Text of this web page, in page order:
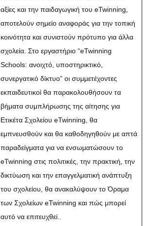
αξίες και την παιδαγωγική του eTwinning,
αποτελούν σημείο αναφοράς για την τοπική
κοινότητα και συνιστούν πρότυπο για άλλα
σχολεία. Στο εργαστήριο “eTwinning
Schools: ανοιχτό, υποστηρικτικό,
συνεργατικό δίκτυο” οι συμμετέχοντες
εκπαιδευτικοί θα παρακολουθήσουν τα
βήματα συμπλήρωσης της αίτησης για
Ετικέτα Σχολείου eTwinning, θα
εμπνευσθούν και θα καθοδηγηθούν με απτά
παραδείγματα για να ενσωματώσουν το
eTwinning στις πολιτικές, την πρακτική, την
δικτύωση και την επαγγελματική ανάπτυξη
του σχολείου, θα ανακαλύψουν το Όραμα
των Σχολείων eTwinning και πώς μπορεί
αυτό να επιτευχθεί..